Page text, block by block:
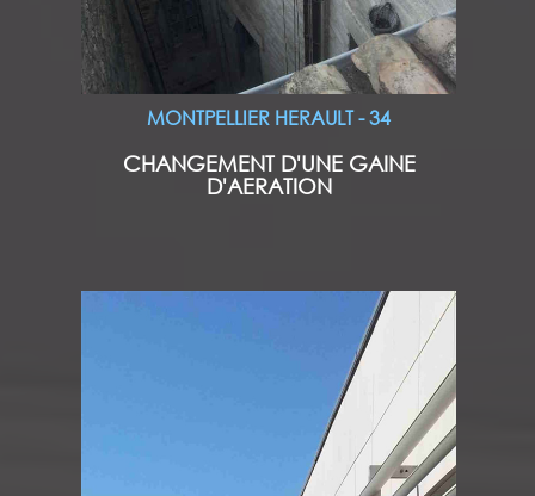
MONTPELLIER HERAULT - 34
CHANGEMENT D'UNE GAINE
D'AERATION